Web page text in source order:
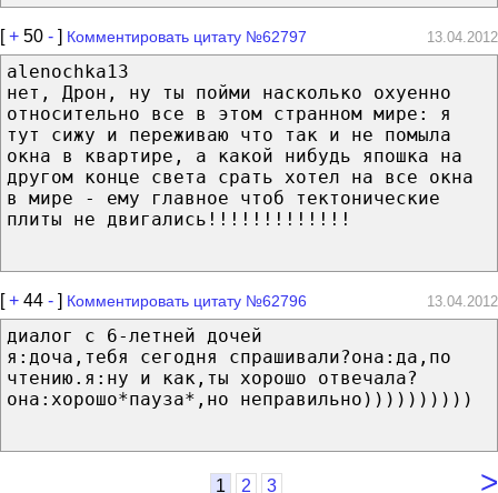
[+ 50 - ] Комментировать цитату №62797 13.04.2012
alenochka13
нет, Дрон, ну ты пойми насколько охуенно
относительно все в этом странном мире: я
тут сижу и переживаю что так и не помыла
окна в квартире, а какой нибудь япошка на
другом конце света срать хотел на все окна
в мире - ему главное чтоб тектонические
плиты не двигались!!!!!!!!!!!!!
[+ 44 - ] Комментировать цитату №62796 13.04.2012
диалог с 6-летней дочей
я:доча,тебя сегодня спрашивали?она:да,по
чтению.я:ну и как,ты хорошо отвечала?
она:хорошо*пауза*,но неправильно))))))))))
>
1 2 3